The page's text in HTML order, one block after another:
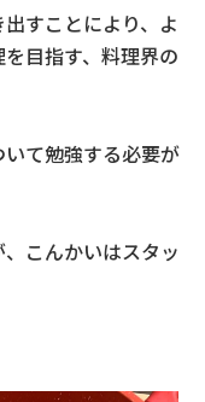
すことにより、よ
目指す、料理界の
て勉強する必要が
こんかいはスタッ